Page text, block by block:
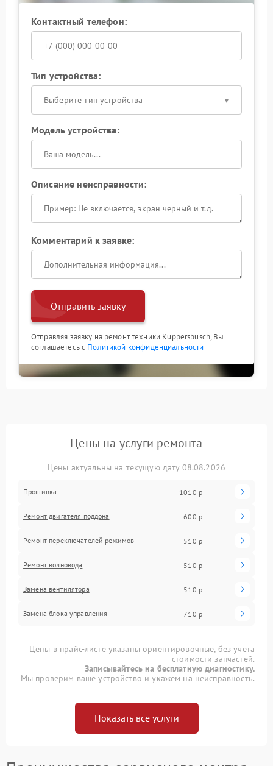
Контактный телефон:
Тип устройства:
Выберите тип устройства
Модель устройства:
Описание неисправности:
Комментарий к заявке:
Отправить заявку
Отправляя заявку на ремонт техники Kuppersbusch, Вы
соглашаетесь с Политикой конфиденциальности
Цены на услуги ремонта
Цены актуальны на текущую дату 08.08.2026
Прошивка 1010 р
Ремонт двигателя поддона 600 р
Ремонт переключателей режимов 510 р
Ремонт волновода 510 р
Замена вентилятора 510 р
Замена блока управления 710 р
Цены в прайс-листе указаны ориентировочные, без учета
стоимости запчастей.
Записывайтесь на бесплатную диагностику.
Мы проверим ваше устройство и укажем на неисправность.
Показать все услуги